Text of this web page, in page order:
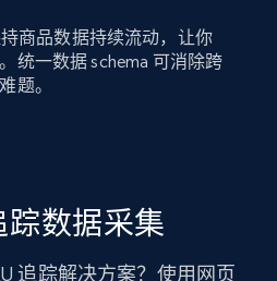
持商品数据持续流动，让你
统一数据 schema 可消除跨
题。
踪数据采集
追踪解决方案？使用网页